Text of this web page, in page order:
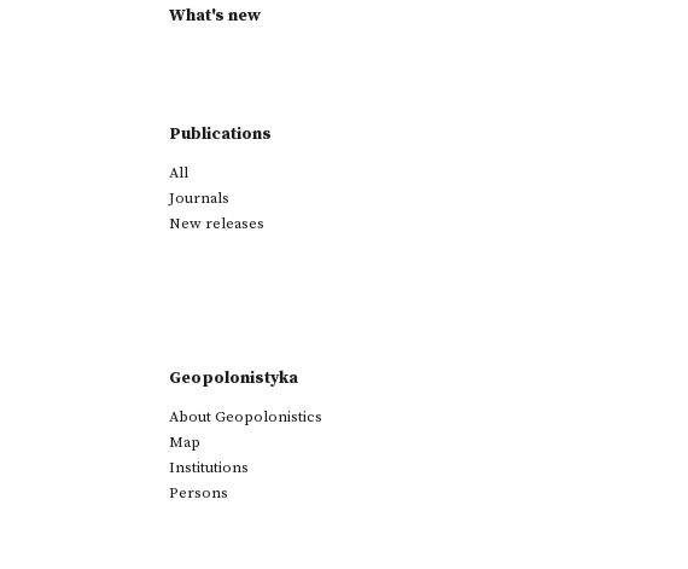
What's new
Publications
All
Journals
New releases
Geopolonistyka
About Geopolonistics
Map
Institutions
Persons